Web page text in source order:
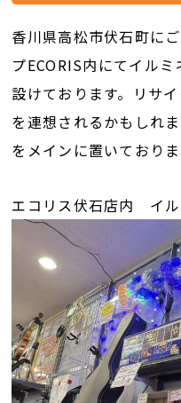
香川県高松市伏石町に
プECORIS内にてイル
設けております。リサ
を連想されるかもしれ
をメインに置いておりま
エコリス伏石店内 イ